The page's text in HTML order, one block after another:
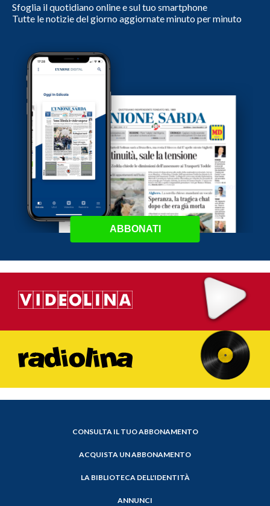
Sfoglia il quotidiano online e sul tuo smartphone
Tutte le notizie del giorno aggiornate minuto per minuto
ABBONATI
CONSULTA IL TUO ABBONAMENTO
ACQUISTA UN ABBONAMENTO
LA BIBLIOTECA DELL'IDENTITÀ
ANNUNCI